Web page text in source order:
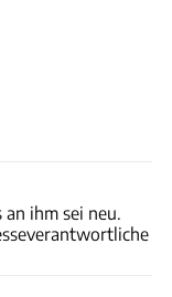
ihm sei neu.